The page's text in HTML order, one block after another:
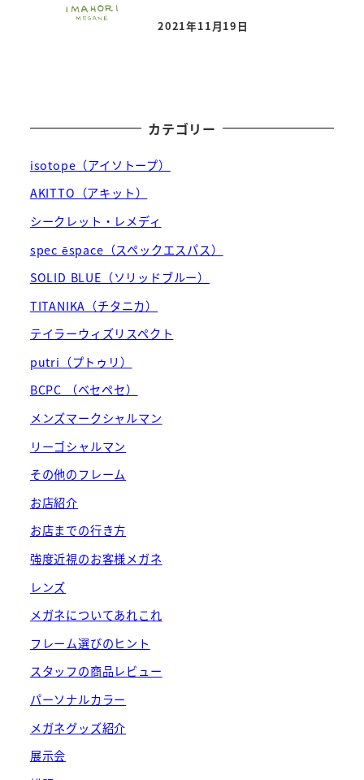
投稿日
2021年11月19日
カテゴリー
isotope（アイソトープ）
AKITTO（アキット）
シークレット・レメディ
spec ēspace（スペックエスパス）
SOLID BLUE（ソリッドブルー）
TITANIKA（チタニカ）
テイラーウィズリスペクト
putri（プトゥリ）
BCPC （ベセペセ）
メンズマークシャルマン
リーゴシャルマン
その他のフレーム
お店紹介
お店までの行き方
強度近視のお客様メガネ
レンズ
メガネについてあれこれ
フレーム選びのヒント
スタッフの商品レビュー
パーソナルカラー
メガネグッズ紹介
展示会